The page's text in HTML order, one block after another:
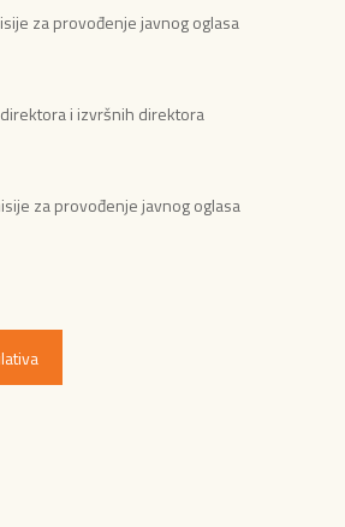
za provođenje javnog oglasa
i izvršnih direktora
za provođenje javnog oglasa